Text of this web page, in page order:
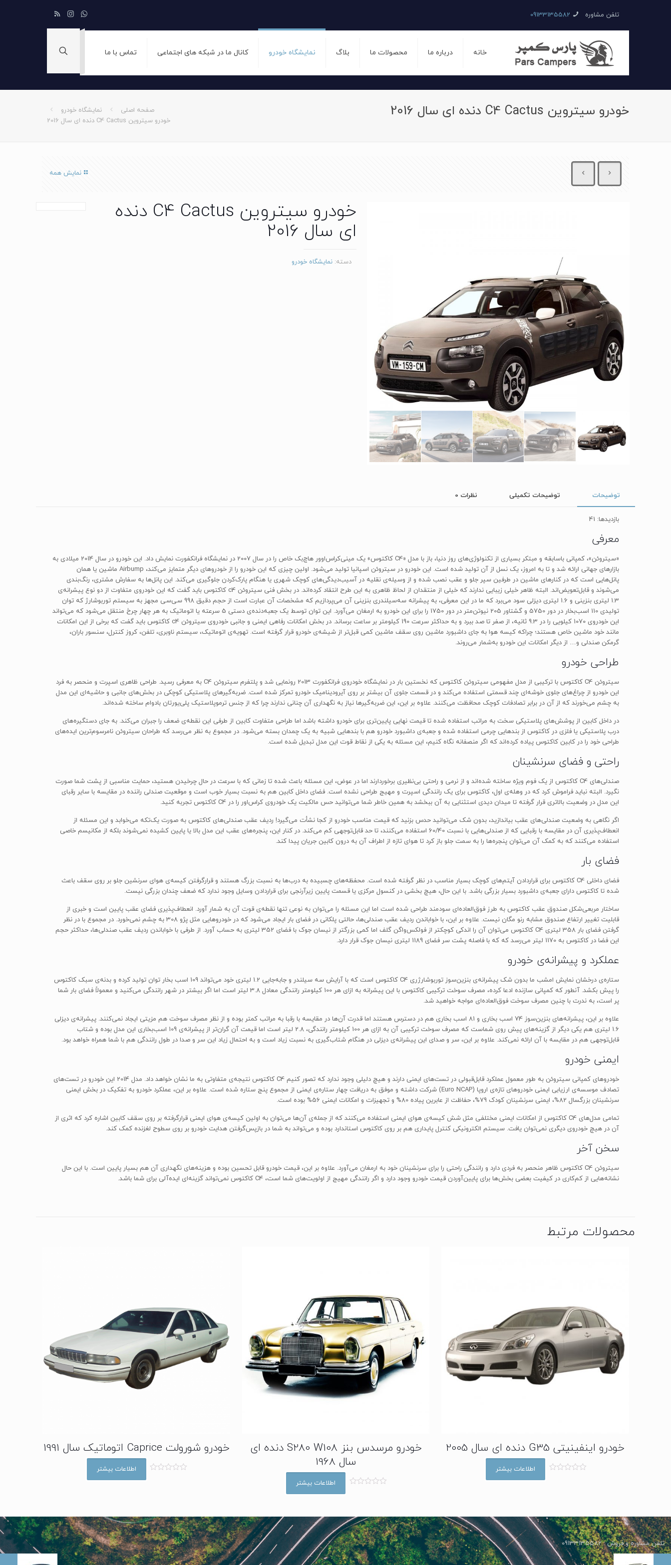
تلفن مشاوره 09133135582
خانه درباره ما محصولات ما بلاگ نمایشگاه خودرو کانال ما در شبکه های اجتماعی تماس با ما
خودرو سیتروین C4 Cactus دنده ای سال 2016 صفحه اصلی
نمایشگاه خودرو
خودرو سیتروین C4 Cactus دنده ای سال 2016
نمایش همه
خودرو سیتروین C4 Cactus دنده
ای سال 2016
دسته:نمایشگاه خودرو
توضیحات توضیحات تکمیلی نظرات 0
بازدیدها: 41
معرفی
«سیتروئن»، کمپانی باسابقه و مبتکر بسیاری از تکنولوژی‌های روز دنیا، باز با مدل «C4 کاکتوس» یک مینی‌کراس‌اوور هاچ‌بک خاص را در سال 2007 در نمایشگاه فرانکفورت نمایش داد. این خودرو در سال 2014 میلادی به
بازارهای جهانی ارائه شد و تا به امروز، یک نسل از آن تولید شده است. این خودرو در سیتروئن اسپانیا تولید می‌شود. اولین چیزی که این خودرو را از خودروهای دیگر متمایز می‌کند، Airbump ماشین یا همان
پانل‌هایی است که در کنارهای ماشین در طرفین سپر جلو و عقب نصب شده و از وسیله‌ی نقلیه در آسیب‌دیدگی‌های کوچک شهری یا هنگام پارک‌کردن جلوگیری می‌کند. این پانل‌ها به سفارش مشتری، رنگ‌بندی
می‌شوند و قابل‌تعویض‌اند. البته ظاهر خیلی زیبایی ندارند که خیلی از منتقدان از لحاظ ظاهری به این طرح انتقاد کرده‌اند. در بخش فنی سیتروئن c4 کاکتوس باید گفت که این خودروی متفاوت از دو نوع پیشرانه‌ی
1.3 لیتری بنزینی و 1.6 لیتری دیزلی سود می‌برد که ما در این معرفی، به پیشرانه سه‌سیلندری بنزینی آن می‌پردازیم که مشخصات آن عبارت است از حجم دقیق 998 سی‌سی مجهز به سیستم توربوشارژ که توان
تولیدی 110 اسب‌بخار در دور 5750 و گشتاور 205 نیوتن‌متر در دور 1750 را برای این خودرو به ارمغان می‌آورد. این توان توسط یک جعبه‌دنده‌ی دستی 5 سرعته یا اتوماتیک به هر چهار چرخ منتقل می‌شود که می‌تواند
این خودروی 1070 کیلویی را در 9.3 ثانیه، از صفر تا صد ببرد و به حداکثر سرعت 190 کیلومتر بر ساعت برساند. در بخش امکانات رفاهی ایمنی و جانبی خودروی سیتروئن c4 کاکتوس باید گفت که برخی از این امکانات
مانند خود ماشین خاص هستند؛ چراکه کیسه هوا به جای داشبورد ماشین روی سقف ماشین کمی قبل‌تر از شیشه‌ی خودرو قرار گرفته است. تهویه‌ی اتوماتیک، سیستم ناوبری، تلفن، کروز کنترل، سنسور باران،
گرمکن صندلی و… از دیگر امکانات این خودرو به‌شمار می‌روند.
طراحی خودرو
سیتروئن C4 کاکتوس با ترکیبی از مدل مفهومی سیتروئن کاکتوس که نخستین بار در نمایشگاه خودروی فرانکفورت 2013 رونمایی شد و پلتفرم سیتروئن C4 به معرفی رسید. طراحی ظاهری اسپرت و منحصر به فرد
این خودرو از چراغ‌های جلوی خوشه‌ای چند قسمتی استفاده می‌کند و در قسمت جلوی آن بیشتر بر روی آیرودینامیک خودرو تمرکز شده است. ضربه‌گیرهای پلاستیکی کوچکی در بخش‌های جانبی و حاشیه‌ای این مدل
به چشم می‌خورند که از آن در برابر تصادفات کوچک محافظت می‌کنند. علاوه بر این، این ضربه‌گیرها نیاز به نگهداری آن چنانی ندارند چرا که از جنس ترموپلاستیک پلی‌یورتان بادوام ساخته شده‌اند.
در داخل کابین از پوشش‌های پلاستیکی سخت به مراتب استفاده شده تا قیمت نهایی پایین‌تری برای خودرو داشته باشد اما طراحی متفاوت کابین از طرفی این نقطه‌ی ضعف را جبران می‌کند. به جای دستگیره‌های
درب پلاستیکی یا فلزی در کاکتوس از بندهایی چرمی استفاده شده و جعبه‌ی داشبورد خودرو هم با بندهایی شبیه به یک چمدان بسته می‌شود. در مجموع به نظر می‌رسد که طراحان سیتروئن نامرسوم‌ترین ایده‌های
طراحی خود را در کابین کاکتوس پیاده کرده‌اند که اگر منصفانه نگاه کنیم، این مسئله به یکی از نقاط قوت این مدل تبدیل شده است.
راحتی و فضای سرنشینان
صندلی‌های C4 کاکتوس از یک فوم ویژه ساخته شده‌اند و از نرمی و راحتی بی‌نظیری برخوردارند اما در عوض، این مسئله باعث شده تا زمانی که با سرعت در حال چرخیدن هستید، حمایت مناسبی از پشت شما صورت
نگیرد. البته نباید فراموش کرد که در وهله‌ی اول، کاکتوس برای یک رانندگی اسپرت و مهیج طراحی نشده است. فضای داخل کابین هم به نسبت بسیار خوب است و موقعیت صندلی راننده در مقایسه با سایر رقبای
این مدل در وضعیت بالاتری قرار گرفته تا میدان دیدی استثنایی به آن ببخشد به همین خاطر شما می‌توانید حس مالکیت یک خودروی کراس‌اور را در C4 کاکتوس تجربه کنید.
اگر نگاهی به وضعیت صندلی‌های عقب بیاندازید، بدون شک می‌توانید حدس بزنید که قیمت مناسب خودرو از کجا نشأت می‌گیرد! ردیف عقب صندلی‌های کاکتوس به صورت یک‌تکه می‌خوابد و این مسئله از
انعطاف‌پذیری آن در مقایسه با رقبایی که از صندلی‌هایی با نسبت 60/40 استفاده می‌کنند، تا حد قابل‌توجهی کم می‌کند. در کنار این، پنجره‌های عقب این مدل بالا یا پایین کشیده نمی‌شوند بلکه از مکانیسم خاصی
استفاده می‌کنند که به کمک آن می‌توان پنجره‌ها را به سمت جلو باز کرد تا هوای تازه از اطراف آن به درون کابین جریان پیدا کند.
فضای بار
فضای داخلی C4 کاکتوس برای قراردادن آیتم‌های کوچک بسیار مناسب در نظر گرفته شده است. محفظه‌های چسبیده به درب‌ها به نسبت بزرگ هستند و قرارگرفتن کیسه‌ی هوای سرنشین جلو بر روی سقف باعث
شده تا کاکتوس دارای جعبه‌ی داشبورد بسیار بزرگی باشد. با این حال، هیچ بخشی در کنسول مرکزی یا قسمت پایین زیرآرنجی برای قراردادن وسایل وجود ندارد که ضعف چندان بزرگی نیست.
ساختار مربعی‌شکل صندوق عقب کاکتوس به طرز فوق‌العاده‌ای سودمند طراحی شده است اما این مسئله را می‌توان به نوعی تنها نقطه‌ی قوت آن به شمار آورد. انعطاف‌پذیری فضای عقب پایین است و خبری از
قابلیت تغییر ارتفاع صندوق مشابه رنو مگان نیست. علاوه بر این، با خواباندن ردیف عقب صندلی‌ها، حالتی پلکانی در فضای بار ایجاد می‌شود که در خودروهایی مثل پژو 308 به چشم نمی‌خورد. در مجموع با در نظر
گرفتن فضای بار 358 لیتری C4 کاکتوس می‌توان آن را اندکی کوچکتر از فولکس‌واگن گلف اما کمی بزرگتر از نیسان جوک با فضای 352 لیتری به حساب آورد. از طرفی با خواباندن ردیف عقب صندلی‌ها، حداکثر حجم
این فضا در کاکتوس به 1170 لیتر می‌رسد که که با فاصله پشت سر فضای 1189 لیتری نیسان جوک قرار دارد.
عملکرد و پیشرانه‌ی خودرو
ستاره‌ی درخشان نمایش امشب ما بدون شک پیشرانه‌ی بنزین‌سوز توربوشارژری C4 کاکتوس است که با آرایش سه سیلندر و جابه‌جایی 1.2 لیتری خود می‌تواند 109 اسب بخار توان تولید کرده و بدنه‌ی سبک کاکتوس
را پیش بکشد. آنطور که کمپانی سازنده ادعا کرده، مصرف سوخت ترکیبی کاکتوس با این پیشرانه به ازای هر 100 کیلومتر رانندگی معادل 3.8 لیتر است اما اگر بیشتر در شهر رانندگی می‌کنید و معمولاً فضای بار شما
پر است، به ندرت با چنین مصرف سوخت فوق‌العاده‌ای مواجه خواهید شد.
علاوه بر این، پیشرانه‌های بنزین‌سوز 74 اسب بخاری و 81 اسب بخاری هم در دسترس هستند اما قدرت آن‌ها در مقایسه با رقبا به مراتب کمتر بوده و از نظر مصرف سوخت هم مزیتی ایجاد نمی‌کنند. پیشرانه‌ی دیزلی
1.6 لیتری هم یکی دیگر از گزینه‌های پیش روی شماست که مصرف سوخت ترکیبی آن به ازای هر 100 کیلومتر رانندگی، 2.8 لیتر است اما قیمت آن گران‌تر از پیشرانه‌ی 109 اسب‌بخاری این مدل بوده و شتاب
قابل‌توجهی هم در مقایسه با آن ارائه نمی‌کند. علاوه بر این، سر و صدای این پیشرانه‌ی دیزلی در هنگام شتاب‌گیری به نسبت زیاد است و به احتمال زیاد این سر و صدا در طول رانندگی هم با شما همراه خواهد بود.
ایمنی خودرو
خودروهای کمپانی سیتروئن به طور معمول عملکرد قابل‌قبولی در تست‌های ایمنی دارند و هیچ دلیلی وجود ندارد که تصور کنیم C4 کاکتوس نتیجه‌ی متفاوتی به ما نشان خواهد داد. مدل 2014 این خودرو در تست‌های
تصادف موسسه‌ی ارزیابی ایمنی خودروهای تازه‌ی اروپا (Euro NCAP) شرکت داشته و موفق به دریافت چهار ستاره‌ی ایمنی از مجموع پنج ستاره شده است. علاوه بر این، عملکرد خودرو به تفکیک در بخش ایمنی
سرنشینان بزرگسال 82%، ایمنی سرنشینان کودک 79%، حفاظت از عابرین پیاده 80% و تجهیزات و امکانات ایمنی 56% بوده است.
تمامی مدل‌های C4 کاکتوس از امکانات ایمنی مختلفی مثل شش کیسه‌ی هوای ایمنی استفاده می‌کنند که از جمله‌ی آن‌ها می‌توان به اولین کیسه‌ی هوای ایمنی قرارگرفته بر روی سقف کابین اشاره کرد که اثری از
آن در هیچ خودروی دیگری نمی‌توان یافت. سیستم الکترونیکی کنترل پایداری هم بر روی کاکتوس استاندارد بوده و می‌تواند به شما در بازپس‌گرفتن هدایت خودرو بر روی سطوح لغزنده کمک کند.
سخن آخر
سیتروئن C4 کاکتوس ظاهر منحصر به فردی دارد و رانندگی راحتی را برای سرنشینان خود به ارمغان می‌آورد. علاوه بر این، قیمت خودرو قابل تحسین بوده و هزینه‌های نگهداری آن هم بسیار پایین است. با این حال
نشانه‌هایی از کم‌کاری در کیفیت بعضی بخش‌ها برای پایین‌آوردن قیمت خودرو وجود دارد و اگر رانندگی مهیج از اولویت‌های شما است، C4 کاکتوس نمی‌تواند گزینه‌ای ایده‌آلی برای شما باشد.
محصولات مرتبط
خودرو اینفینیتی G35 دنده ای سال 2005
0
ا
ز
5
اطلاعات بیشتر
خودرو مرسدس بنز S280 W108 دنده ای
سال 1968
ا
ز
0
ا
ز
5
اطلاعات بیشتر
خودرو شورولت Caprice اتوماتیک سال 1991
0
ا
ز
5
اطلاعات بیشتر
تلفن مشاوره و فروش : 09133135582